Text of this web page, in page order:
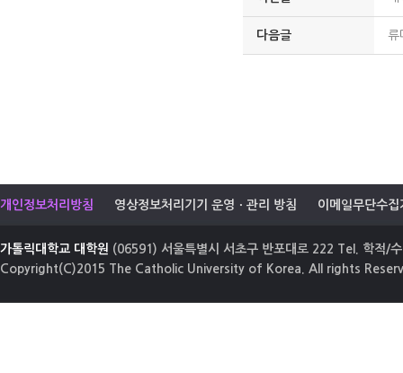
다음글 류
개인정보처리방침 영상정보처리기기 운영ㆍ관리 방침 이메일무단수집
가톨릭대학교 대학원 (06591) 서울특별시 서초구 반포대로 222 Tel. 학적/
Copyright(C)2015 The Catholic University of Korea. All rights